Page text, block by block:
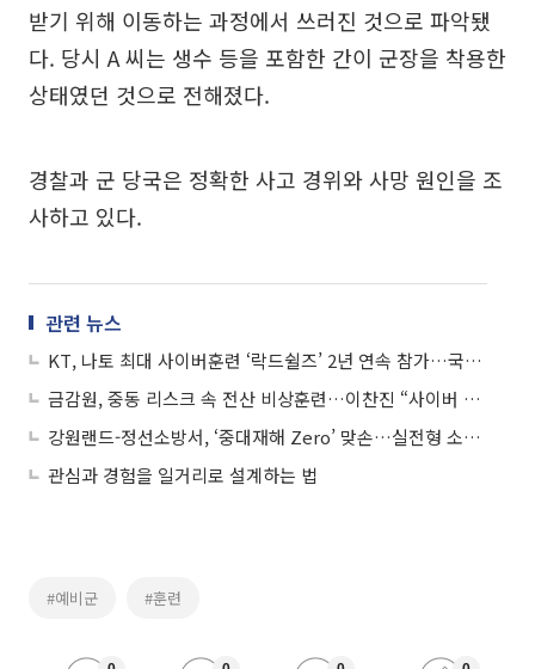
받기 위해 이동하는 과정에서 쓰러진 것으로 파악됐
다. 당시 A 씨는 생수 등을 포함한 간이 군장을 착용한
상태였던 것으로 전해졌다.
경찰과 군 당국은 정확한 사고 경위와 사망 원인을 조
사하고 있다.
관련 뉴스
KT, 나토 최대 사이버훈련 ‘락드쉴즈’ 2년 연속 참가…국내 통신사 중 유일
금감원, 중동 리스크 속 전산 비상훈련…이찬진 “사이버 대응태세 중요”
강원랜드-정선소방서, ‘중대재해 Zero’ 맞손…실전형 소방합동훈련 전개
관심과 경험을 일거리로 설계하는 법
#예비군 #훈련